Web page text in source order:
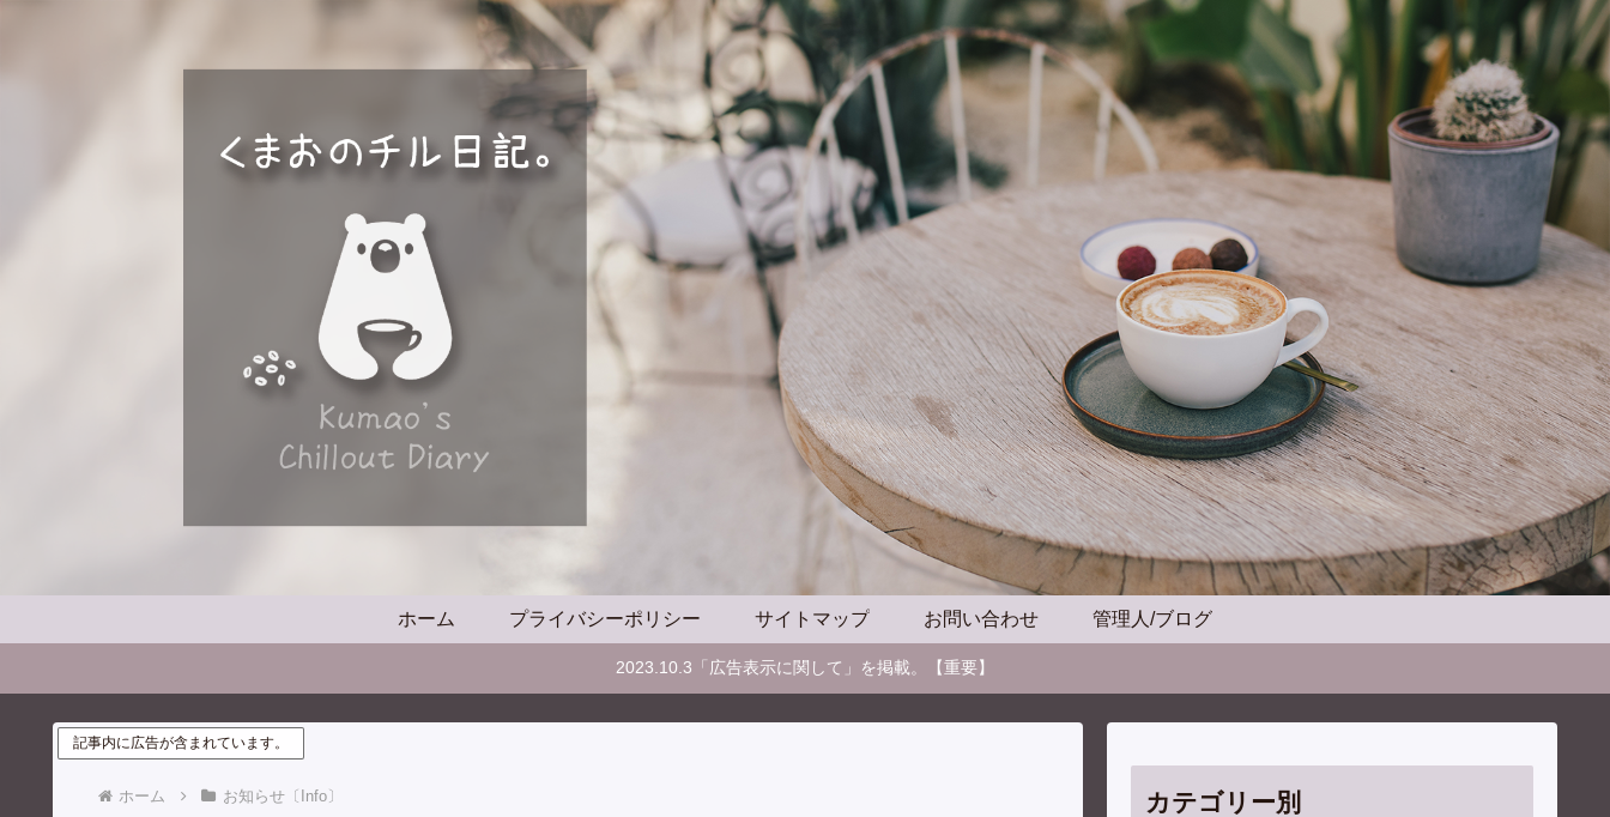
ホーム プライバシーポリシー サイトマップ お問い合わせ 管理人/ブログ
2023.10.3「広告表示に関して」を掲載。【重要】
記事内に広告が含まれています。
ホーム お知らせ〔Info〕 カテゴリー別